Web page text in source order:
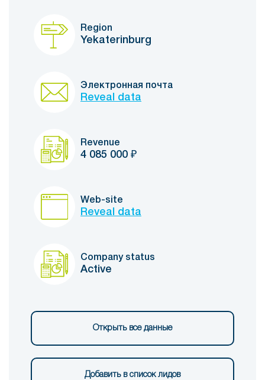
Region
Yekaterinburg
Электронная почта
Reveal data
Revenue
4 085 000 ₽
Web-site
Reveal data
Company status
Active
Открыть все данные
Добавить в список лидов